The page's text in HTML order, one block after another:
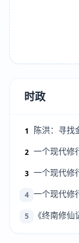
时政
1 陈洪：寻找
2
3 一个现代修
4 一个现代修
5 《终南修